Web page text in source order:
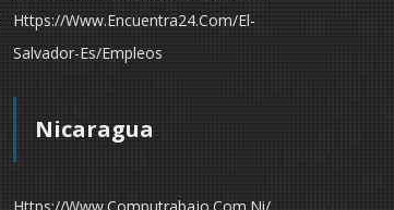
Https://www.encuentra24.com/el-
Salvador-Es/empleos
Nicaragua